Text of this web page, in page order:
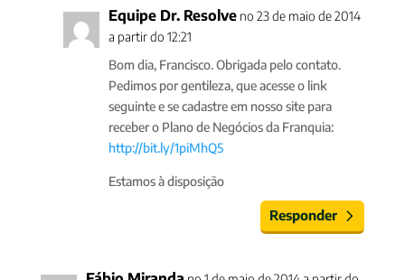
Equipe Dr. Resolve no 23 de maio de 2014
a partir do 12:21
Bom dia, Francisco. Obrigada pelo contato.
Pedimos por gentileza, que acesse o link
seguinte e se cadastre em nosso site para
receber o Plano de Negócios da Franquia:
http://bit.ly/1piMhQ5
Estamos à disposição
Responder